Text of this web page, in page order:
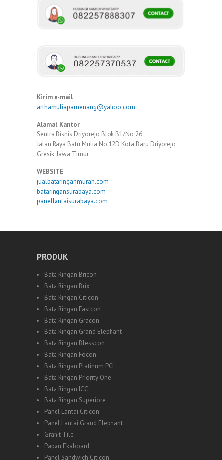
Kirim e-mail
arthamuliapamenang@yahoo.com
Alamat Kantor
Sentra Bisnis Driyorejo Blok B1/No 26
Jalan Raya Batu Mulia No.12D Kota Baru Driyorejo
Gresik, Jawa Timur
WEBSITE
jualbataringanmurah.com
bataringansurabaya.com
panellantaisurabaya.com
PRODUK
Bata Ringan Bricon
Bata Ringan Brix
Bata Ringan Citicon
Bata Ringan Fastcon
Bata Ringan Gracon
Bata Ringan Grand Elephant
Bata Ringan Blesscon
Bata Ringan Focon
Bata Ringan Platinum PCI
Bata Ringan Priority One
Bata Ringan ICC
Bata Ringan Superiore
Panel Lantai Citicon
Panel Lantai Grand Elephant
Granit Tile
Papan Ekaboard
Panel Sandwich Citicon